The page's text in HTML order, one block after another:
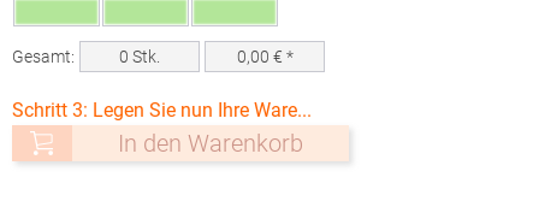
Gesamt: 0 Stk. 0,00 € *
Schritt 3: Legen Sie nun Ihre Ware...
In den Warenkorb